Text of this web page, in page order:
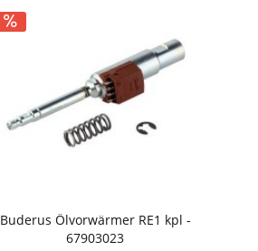
Buderus Ölvorwärmer RE1 kpl -
67903023